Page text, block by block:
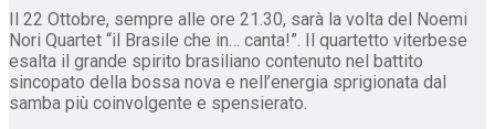
Il 22 Ottobre, sempre alle ore 21.30, sarà la volta del Noemi
Nori Quartet “il Brasile che in… canta!”. Il quartetto viterbese
esalta il grande spirito brasiliano contenuto nel battito
sincopato della bossa nova e nell’energia sprigionata dal
samba più coinvolgente e spensierato.